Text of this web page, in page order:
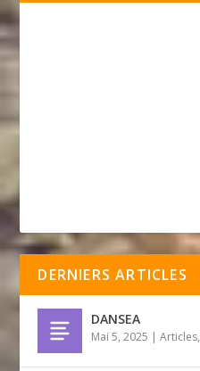
DERNIERS ARTICLES
DANSEA
Mai 5, 2025 |Articles,